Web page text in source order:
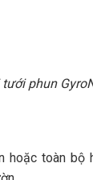
lựa chọn